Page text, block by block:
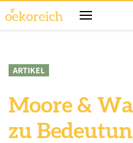
ARTIKEL
Moore &
zu